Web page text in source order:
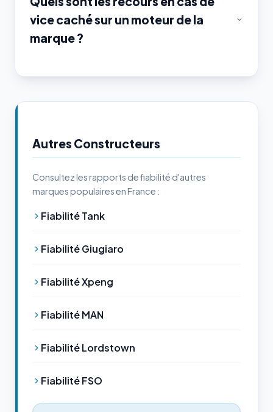
vice caché sur un moteur de la
marque ?
Autres Constructeurs
Consultez les rapports de fiabilité d'autres
marques populaires en France :
Fiabilité Tank
Fiabilité Giugiaro
Fiabilité Xpeng
Fiabilité MAN
Fiabilité Lordstown
Fiabilité FSO